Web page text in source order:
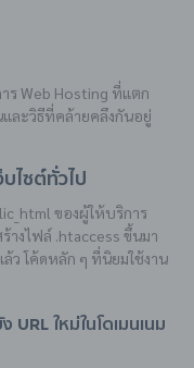
ร Web Hosting ที่แตก
ละวิธีที่คล้ายคลึงกันอยู่
ไซต์ทั่วไป
ของผู้ให้บริการ
างไฟล์ .htaccess ขึ้นมา
ล้ว โค้ดหลัก ๆ ที่นิยมใช้งาน
ใหม่ในโดเมนเนม